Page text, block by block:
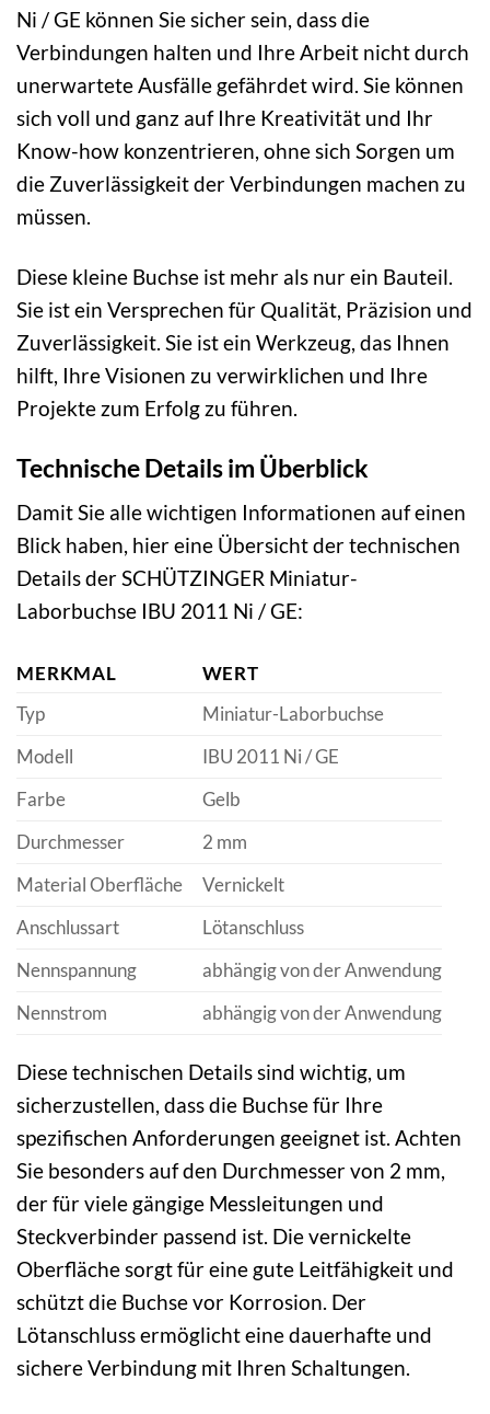
Ni / GE können Sie sicher sein, dass die
Verbindungen halten und Ihre Arbeit nicht durch
unerwartete Ausfälle gefährdet wird. Sie können
sich voll und ganz auf Ihre Kreativität und Ihr
Know-how konzentrieren, ohne sich Sorgen um
die Zuverlässigkeit der Verbindungen machen zu
müssen.
Diese kleine Buchse ist mehr als nur ein Bauteil.
Sie ist ein Versprechen für Qualität, Präzision und
Zuverlässigkeit. Sie ist ein Werkzeug, das Ihnen
hilft, Ihre Visionen zu verwirklichen und Ihre
Projekte zum Erfolg zu führen.
Technische Details im Überblick
Damit Sie alle wichtigen Informationen auf einen
Blick haben, hier eine Übersicht der technischen
Details der SCHÜTZINGER Miniatur-
Laborbuchse IBU 2011 Ni / GE:
MERKMAL
WERT
Typ
Miniatur-Laborbuchse
Modell
IBU 2011 Ni / GE
Farbe
Gelb
Durchmesser
2 mm
Material Oberfläche
Vernickelt
Anschlussart
Lötanschluss
Nennspannung
abhängig von der Anwendung
Nennstrom
abhängig von der Anwendung
Diese technischen Details sind wichtig, um
sicherzustellen, dass die Buchse für Ihre
spezifischen Anforderungen geeignet ist. Achten
Sie besonders auf den Durchmesser von 2 mm,
der für viele gängige Messleitungen und
Steckverbinder passend ist. Die vernickelte
Oberfläche sorgt für eine gute Leitfähigkeit und
schützt die Buchse vor Korrosion. Der
Lötanschluss ermöglicht eine dauerhafte und
sichere Verbindung mit Ihren Schaltungen.